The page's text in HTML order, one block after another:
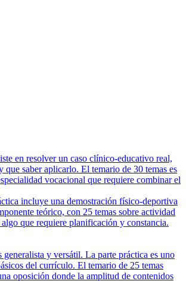
en resolver un caso clínico-educativo real,
saber aplicarlo. El temario de 30 temas es
vocacional que requiere combinar el
incluye una demostración físico-deportiva
teórico, con 25 temas sobre actividad
que requiere planificación y constancia.
y versátil. La parte práctica es uno
del currículo. El temario de 25 temas
oposición donde la amplitud de contenidos